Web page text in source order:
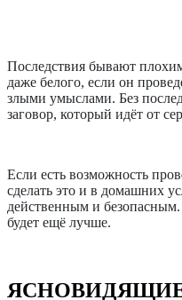
Последствия бывают
даже белого, если он
злыми умыслами. Без
заговор, который идёт от
Если есть возможность
сделать это и в домашних
действенным и
будет ещё лучше.